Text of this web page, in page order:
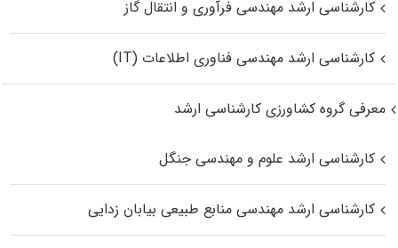
کارشناسی ارشد مهندسی فرآوری و انتقال گاز
کارشناسی ارشد مهندسی فناوری اطلاعات (IT)
معرفی گروه کشاورزی کارشناسی ارشد
کارشناسی ارشد علوم و مهندسی جنگل
کارشناسی ارشد مهندسی منابع طبیعی بیابان زدایی